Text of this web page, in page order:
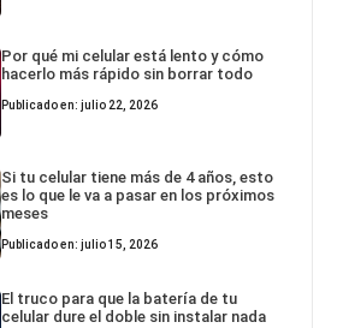
Por qué mi celular está lento y cómo
hacerlo más rápido sin borrar todo
Publicado en: julio 22, 2026
Si tu celular tiene más de 4 años, esto
es lo que le va a pasar en los próximos
meses
Publicado en: julio 15, 2026
El truco para que la batería de tu
celular dure el doble sin instalar nada